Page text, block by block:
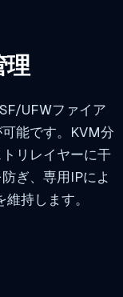
理
UFWファイア
能です。KVM分
リレイヤーに干
ぎ、専用IPによ
持します。